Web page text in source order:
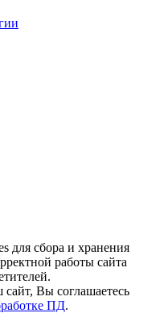
для сбора и хранения
работы сайта
Вы соглашаетесь
ПД.